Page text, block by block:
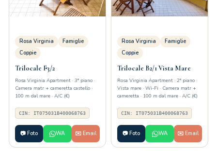
Rosa Virginia
Famiglie
Coppie
Trilocale F3/2
Rosa Virginia Apartment · 3° piano ·
Camera matr + cameretta castello ·
100 m dal mare · A/C (€)
CIN: IT075031B400068763
📷 Foto WA ✉️ Email
Rosa Virginia
Famiglie
Coppie
Trilocale B2/1 Vista Mare
Rosa Virginia Apartment · 2° piano ·
Vista mare · Wi-Fi · Camera matr +
cameretta · 100 m dal mare · A/C (€)
CIN: IT075031B400068763
📷 Foto WA ✉️ Email